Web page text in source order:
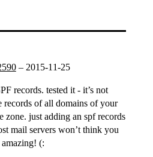
– 2015-11-25
records. tested it - it’s not
records of all domains of your
zone. just adding an spf records
mail servers won’t think you
amazing! (: